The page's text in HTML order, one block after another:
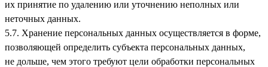
их принятие по удалению или уточнению неполных или
неточных данных.
5.7. Хранение персональных данных осуществляется в форме,
позволяющей определить субъекта персональных данных,
не дольше, чем этого требуют цели обработки персональных